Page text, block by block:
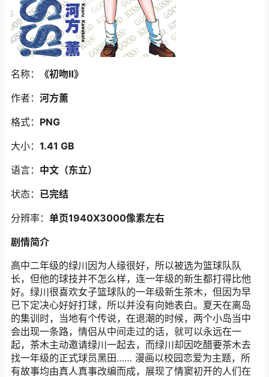
名称：
《初吻Ⅱ》
作者： 河方薰
格式： PNG
大小： 1.41 GB
语言： 中文（东立）
状态： 已完结
分辨率： 单页1940X3000像素左右
剧情简介
高中二年级的绿川因为人缘很好，所以被选为篮球队队
长，但他的球技并不怎么样，连一年级的新生都打得比他
好。绿川很喜欢女子篮球队的一年级新生茶木，但因为早
已下定决心好好打球，所以并没有向她表白。夏天在离岛
的集训时，当地有个传说，在退潮的时候，两个小岛当中
会出现一条路，情侣从中间走过的话，就可以永远在一
起，茶木主动邀请绿川一起去，而绿川却因吃醋要茶木去
找一年级的正式球员黑田…… 漫画以校园恋爱为主题，所
有故事均由真人真事改编而成，展现了情窦初开的人们在